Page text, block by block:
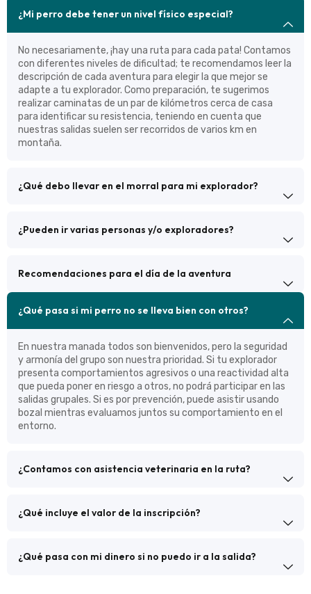
¿Mi perro debe tener un nivel físico especial?
No necesariamente, ¡hay una ruta para cada pata! Contamos
con diferentes niveles de dificultad; te recomendamos leer la
descripción de cada aventura para elegir la que mejor se
adapte a tu explorador. Como preparación, te sugerimos
realizar caminatas de un par de kilómetros cerca de casa
para identificar su resistencia, teniendo en cuenta que
nuestras salidas suelen ser recorridos de varios km en
montaña.
¿Qué debo llevar en el morral para mi explorador?
¿Pueden ir varias personas y/o exploradores?
Recomendaciones para el día de la aventura
¿Qué pasa si mi perro no se lleva bien con otros?
En nuestra manada todos son bienvenidos, pero la seguridad
y armonía del grupo son nuestra prioridad. Si tu explorador
presenta comportamientos agresivos o una reactividad alta
que pueda poner en riesgo a otros, no podrá participar en las
salidas grupales. Si es por prevención, puede asistir usando
bozal mientras evaluamos juntos su comportamiento en el
entorno.
¿Contamos con asistencia veterinaria en la ruta?
¿Qué incluye el valor de la inscripción?
¿Qué pasa con mi dinero si no puedo ir a la salida?